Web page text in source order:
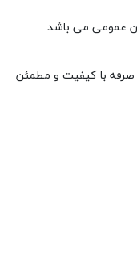
عمومی می باشد.
صرفه با کیفیت و مطمئن